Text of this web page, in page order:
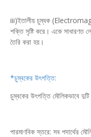
iii)ইতালীয় চুম্বক
শক্তি সৃষ্টি করে। একে সাধারণত
তৈরি করা হয়।
*চুম্বকের উৎপত্তি:
চুম্বকের উৎপত্তি মৌলিকভাবে দুটি
পারমাণবিক স্তরে: সব পদার্থের